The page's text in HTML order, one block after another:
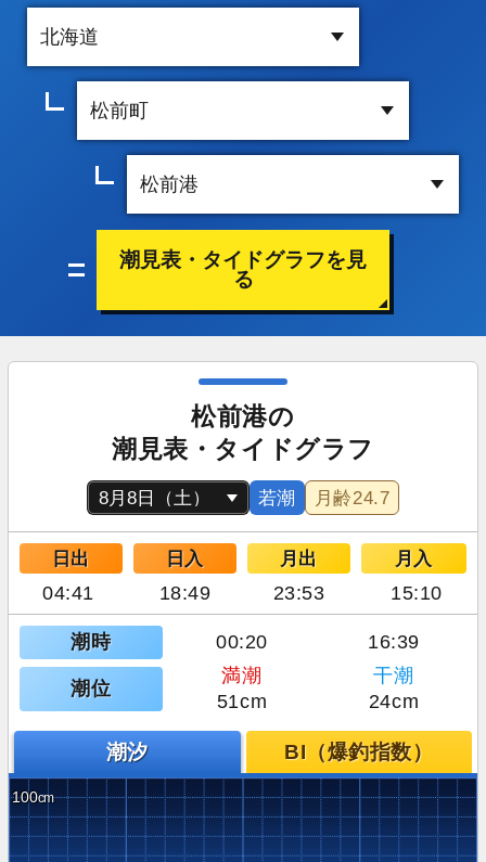
潮見表・タイドグラフを見
る
松前港の
潮見表・タイドグラフ
若潮 月齢24.7
日出 日入 月出 月入
04:41 18:49 23:53 15:10
潮時 00:20 16:39
潮位
満潮
干潮
51cm
24cm
潮汐 BI（爆釣指数）
100